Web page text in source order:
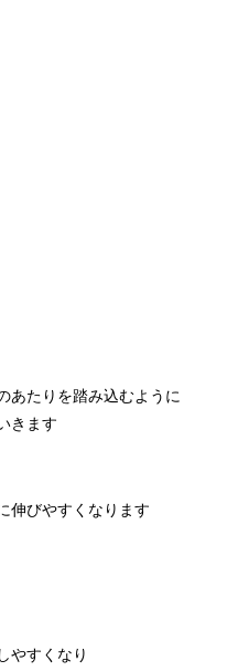
あたりを踏み込むように
きます
伸びやすくなります
やすくなり